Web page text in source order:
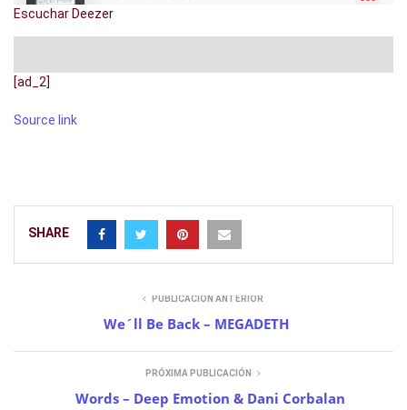
Escuchar Deezer
[ad_2]
Source link
SHARE
PUBLICACIÓN ANTERIOR
We´ll Be Back – MEGADETH
PRÓXIMA PUBLICACIÓN
Words – Deep Emotion & Dani Corbalan